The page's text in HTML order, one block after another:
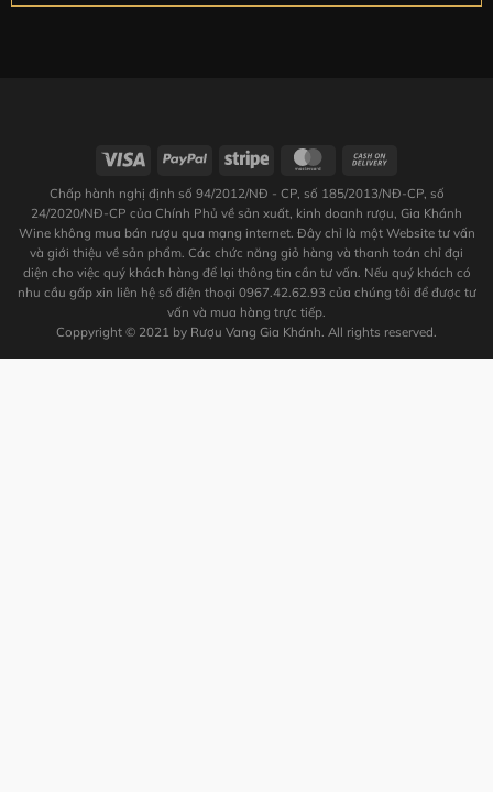
Chấp hành nghị định số 94/2012/NĐ - CP, số 185/2013/NĐ-CP, số
24/2020/NĐ-CP của Chính Phủ về sản xuất, kinh doanh rượu, Gia Khánh
Wine không mua bán rượu qua mạng internet. Đây chỉ là một Website tư vấn
và giới thiệu về sản phẩm. Các chức năng giỏ hàng và thanh toán chỉ đại
diện cho việc quý khách hàng để lại thông tin cần tư vấn. Nếu quý khách có
nhu cầu gấp xin liên hệ số điện thoại 0967.42.62.93 của chúng tôi để được tư
vấn và mua hàng trực tiếp.
Coppyright © 2021 by Rượu Vang Gia Khánh. All rights reserved.